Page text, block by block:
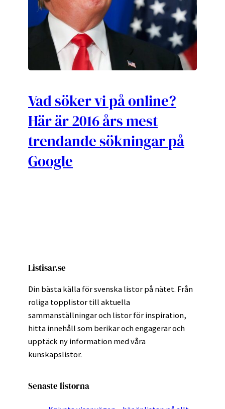
Vad söker vi på online?
Här är 2016 års mest
trendande sökningar på
Google
Listisar.se
Din bästa källa för svenska listor på nätet. Från
roliga topplistor till aktuella
sammanställningar och listor för inspiration,
hitta innehåll som berikar och engagerar och
upptäck ny information med våra
kunskapslistor.
Senaste listorna